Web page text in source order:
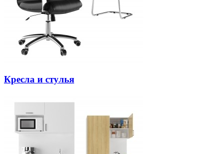
Кресла и стулья